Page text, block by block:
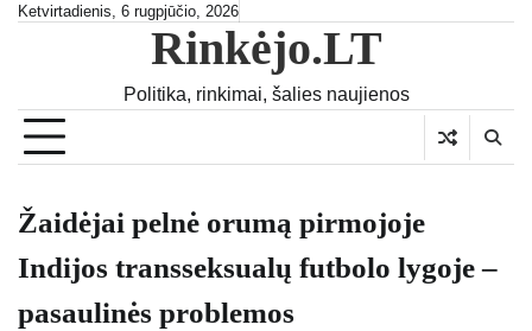
SkipKetvirtadienis, 6 rugpjūčio, 2026
Rinkėjo.LT
Politika, rinkimai, šalies naujienos
Žaidėjai pelnė orumą pirmojoje
Indijos transseksualų futbolo lygoje –
pasaulinės problemos